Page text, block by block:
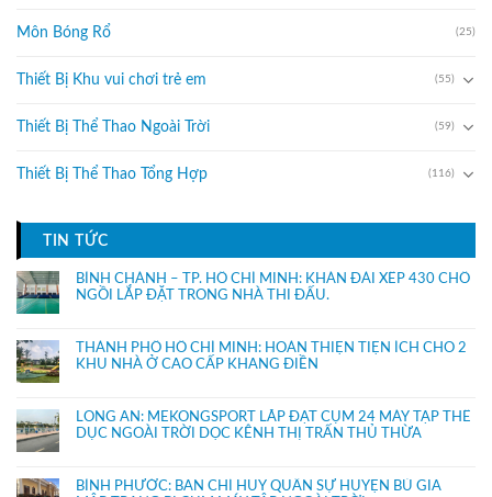
Môn Bóng Rổ (25)
Thiết Bị Khu vui chơi trẻ em (55)
Thiết Bị Thể Thao Ngoài Trời (59)
Thiết Bị Thể Thao Tổng Hợp (116)
TIN TỨC
BÌNH CHÁNH – TP. HỒ CHÍ MINH: KHÁN ĐÀI XẾP 430 CHỔ
NGỒI LẮP ĐẶT TRONG NHÀ THI ĐẤU.
THÀNH PHỐ HỒ CHÍ MINH: HOÀN THIỆN TIỆN ÍCH CHO 2
KHU NHÀ Ở CAO CẤP KHANG ĐIỀN
LONG AN: MEKONGSPORT LẮP ĐẶT CỤM 24 MÁY TẬP THỂ
DỤC NGOÀI TRỜI DỌC KÊNH THỊ TRẤN THỦ THỪA
BÌNH PHƯỚC: BAN CHỈ HUY QUÂN SỰ HUYỆN BÙ GIA